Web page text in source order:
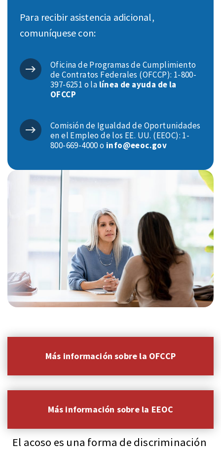
El acoso es una forma de discriminación
Para recibir asistencia adicional,
comuníquese con:
Oficina de Programas de Cumplimiento
de Contratos Federales (OFCCP): 1-800-
397-6251 o la línea de ayuda de la
OFCCP
Comisión de Igualdad de Oportunidades
en el Empleo de los EE. UU. (EEOC): 1-
800-669-4000 o info@eeoc.gov
Más información sobre la OFCCP
Más información sobre la EEOC